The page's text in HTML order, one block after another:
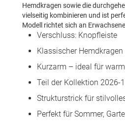
Hemdkragen sowie die
vielseitig kombinieren und ist
Modell richtet sich an
Verschluss: Knopfleiste
Klassischer Hemdkragen
Kurzarm – ideal für
Teil der Kollektion 2026-1
Strukturstrick für
Perfekt für Sommer,